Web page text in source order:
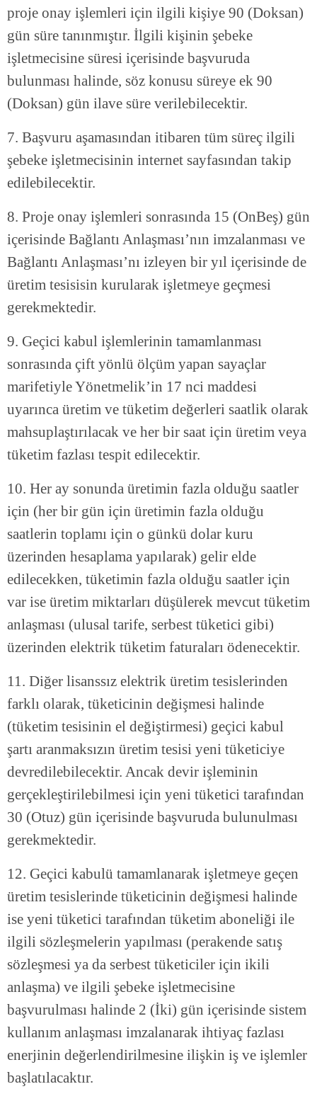
proje onay işlemleri için ilgili kişiye 90 (Doksan)
gün süre tanınmıştır. İlgili kişinin şebeke
işletmecisine süresi içerisinde başvuruda
bulunması halinde, söz konusu süreye ek 90
(Doksan) gün ilave süre verilebilecektir.
7. Başvuru aşamasından itibaren tüm süreç ilgili
şebeke işletmecisinin internet sayfasından takip
edilebilecektir.
8. Proje onay işlemleri sonrasında 15 (OnBeş) gün
içerisinde Bağlantı Anlaşması’nın imzalanması ve
Bağlantı Anlaşması’nı izleyen bir yıl içerisinde de
üretim tesisisin kurularak işletmeye geçmesi
gerekmektedir.
9. Geçici kabul işlemlerinin tamamlanması
sonrasında çift yönlü ölçüm yapan sayaçlar
marifetiyle Yönetmelik’in 17 nci maddesi
uyarınca üretim ve tüketim değerleri saatlik olarak
mahsuplaştırılacak ve her bir saat için üretim veya
tüketim fazlası tespit edilecektir.
10. Her ay sonunda üretimin fazla olduğu saatler
için (her bir gün için üretimin fazla olduğu
saatlerin toplamı için o günkü dolar kuru
üzerinden hesaplama yapılarak) gelir elde
edilecekken, tüketimin fazla olduğu saatler için
var ise üretim miktarları düşülerek mevcut tüketim
anlaşması (ulusal tarife, serbest tüketici gibi)
üzerinden elektrik tüketim faturaları ödenecektir.
11. Diğer lisanssız elektrik üretim tesislerinden
farklı olarak, tüketicinin değişmesi halinde
(tüketim tesisinin el değiştirmesi) geçici kabul
şartı aranmaksızın üretim tesisi yeni tüketiciye
devredilebilecektir. Ancak devir işleminin
gerçekleştirilebilmesi için yeni tüketici tarafından
30 (Otuz) gün içerisinde başvuruda bulunulması
gerekmektedir.
12. Geçici kabulü tamamlanarak işletmeye geçen
üretim tesislerinde tüketicinin değişmesi halinde
ise yeni tüketici tarafından tüketim aboneliği ile
ilgili sözleşmelerin yapılması (perakende satış
sözleşmesi ya da serbest tüketiciler için ikili
anlaşma) ve ilgili şebeke işletmecisine
başvurulması halinde 2 (İki) gün içerisinde sistem
kullanım anlaşması imzalanarak ihtiyaç fazlası
enerjinin değerlendirilmesine ilişkin iş ve işlemler
başlatılacaktır.